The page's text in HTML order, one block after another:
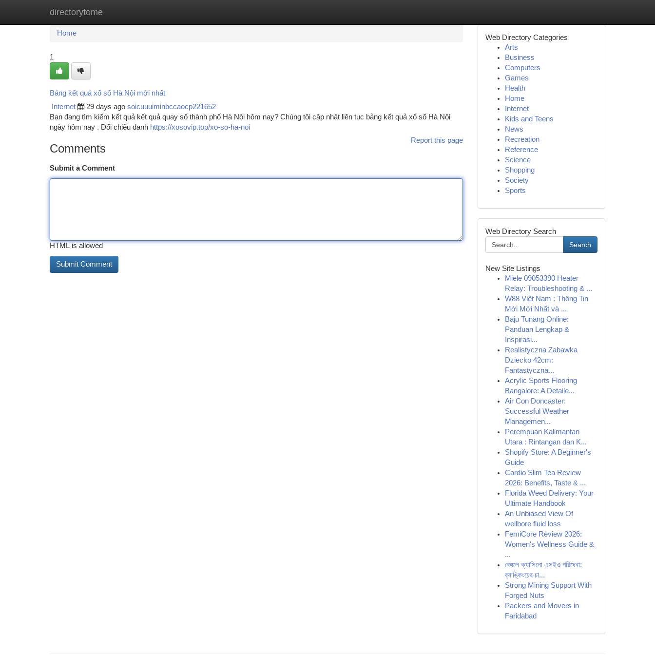
directorytome
Home New Site Listings
Home
1
Bảng kết quả xổ số Hà Nội mới nhất
Internet 29 days ago soicuuuiminbccaocp221652
Bạn đang tìm kiếm kết quả kết quả quay số thành phố Hà Nội hôm nay? Chúng tôi cập nhật liên tục bảng kết quả xổ số Hà Nội
ngày hôm nay . Đối chiếu danh https://xosovip.top/xo-so-ha-noi
Report this page
Comments
Submit a Comment
HTML is allowed
Web Directory Categories
Arts
Business
Computers
Games
Health
Home
Internet
Kids and Teens
News
Recreation
Reference
Science
Shopping
Society
Sports
Web Directory Search
Search
New Site Listings
Miele 09053390 Heater
Relay: Troubleshooting & ...
W88 Việt Nam : Thông Tin
Mới Mới Nhất và ...
Baju Tunang Online:
Panduan Lengkap &
Inspirasi...
Realistyczna Zabawka
Dziecko 42cm:
Fantastyczna...
Acrylic Sports Flooring
Bangalore: A Detaile...
Air Con Doncaster:
Successful Weather
Managemen...
Perempuan Kalimantan
Utara : Rintangan dan K...
Shopify Store: A Beginner's
Guide
Cardio Slim Tea Review
2026: Benefits, Taste & ...
Florida Weed Delivery: Your
Ultimate Handbook
An Unbiased View Of
wellbore fluid loss
FemiCore Review 2026:
Women's Wellness Guide &
...
বেঙ্গলে ক্যাসিনো এসইও পরিষেবা:
র‍্যাঙ্কিংয়ের চা...
Strong Mining Support With
Forged Nuts
Packers and Movers in
Faridabad